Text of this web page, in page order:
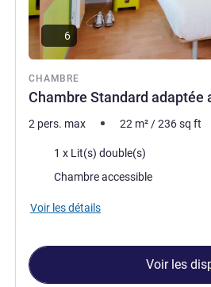
CHAMBRE
Chambre Standard adaptée
6
2 pers. max 22 m² /236sq ft
Literie1 x Lit(s) double(s)
Chambre accessible
Voir les détails
Voir les